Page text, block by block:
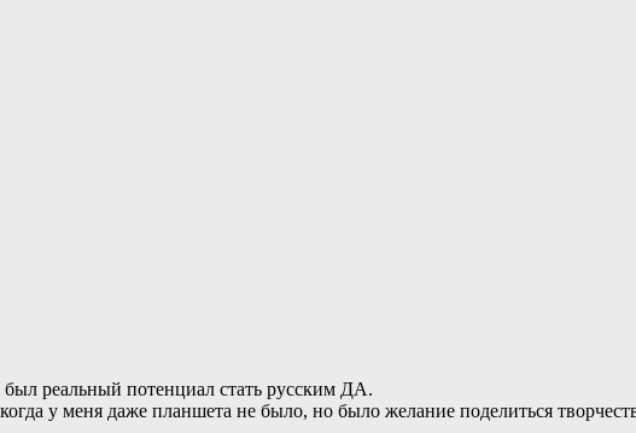
реальный потенциал стать русским ДА.
у меня даже планшета не было, но было желание поделиться